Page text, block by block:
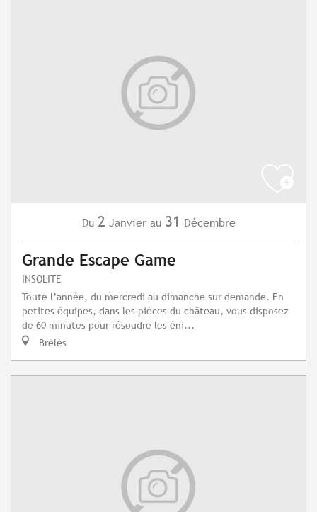
Du 2 Janvier au 31 Décembre
Grande Escape Game
INSOLITE
Toute l’année, du mercredi au dimanche sur demande. En
petites équipes, dans les pièces du château, vous disposez
de 60 minutes pour résoudre les éni...
Brélès